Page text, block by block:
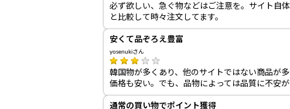
必ず欲しい、急ぐ物などはご注意を。サイト自
と比較して時々注文してます。
安くて品ぞろえ豊富
yosenukiさん
韓国物が多くあり、他のサイトではない商品が多
価格も安い。でも、品物によっては品質に不安が
通常の買い物でポイント獲得